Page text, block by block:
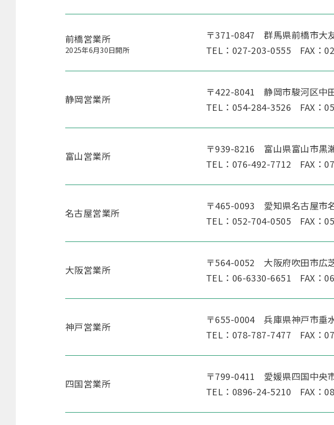
前橋営業所
2025年6月30日開所
〒371-0847 群馬県前橋市大
TEL：027-203-0555 FAX：
静岡営業所
〒422-8041 静岡市駿河区中
TEL：054-284-3526 FAX：
富山営業所
〒939-8216 富山県富山市黒
TEL：076-492-7712 FAX：
名古屋営業所
〒465-0093 愛知県名古屋市
TEL：052-704-0505 FAX：
大阪営業所
〒564-0052 大阪府吹田市広
TEL：06-6330-6651 FAX：
神戸営業所
〒655-0004 兵庫県神戸市垂
TEL：078-787-7477 FAX：
四国営業所
〒799-0411 愛媛県四国中央
TEL：0896-24-5210 FAX：